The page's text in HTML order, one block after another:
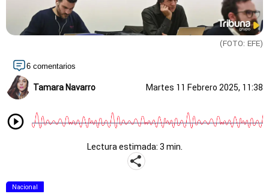
(FOTO: EFE)
6 comentarios
Tamara Navarro Martes 11 Febrero 2025, 11:38
Lectura estimada: 3 min.
Nacional